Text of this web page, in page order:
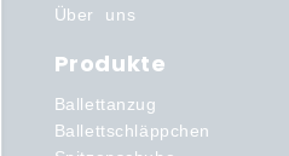
Über uns
Produkte
Ballettanzug
Ballettschläppchen